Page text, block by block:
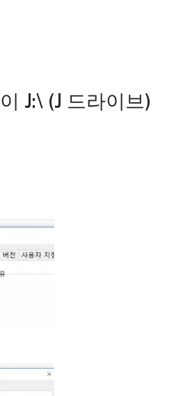
J:\ (J 드라이브)